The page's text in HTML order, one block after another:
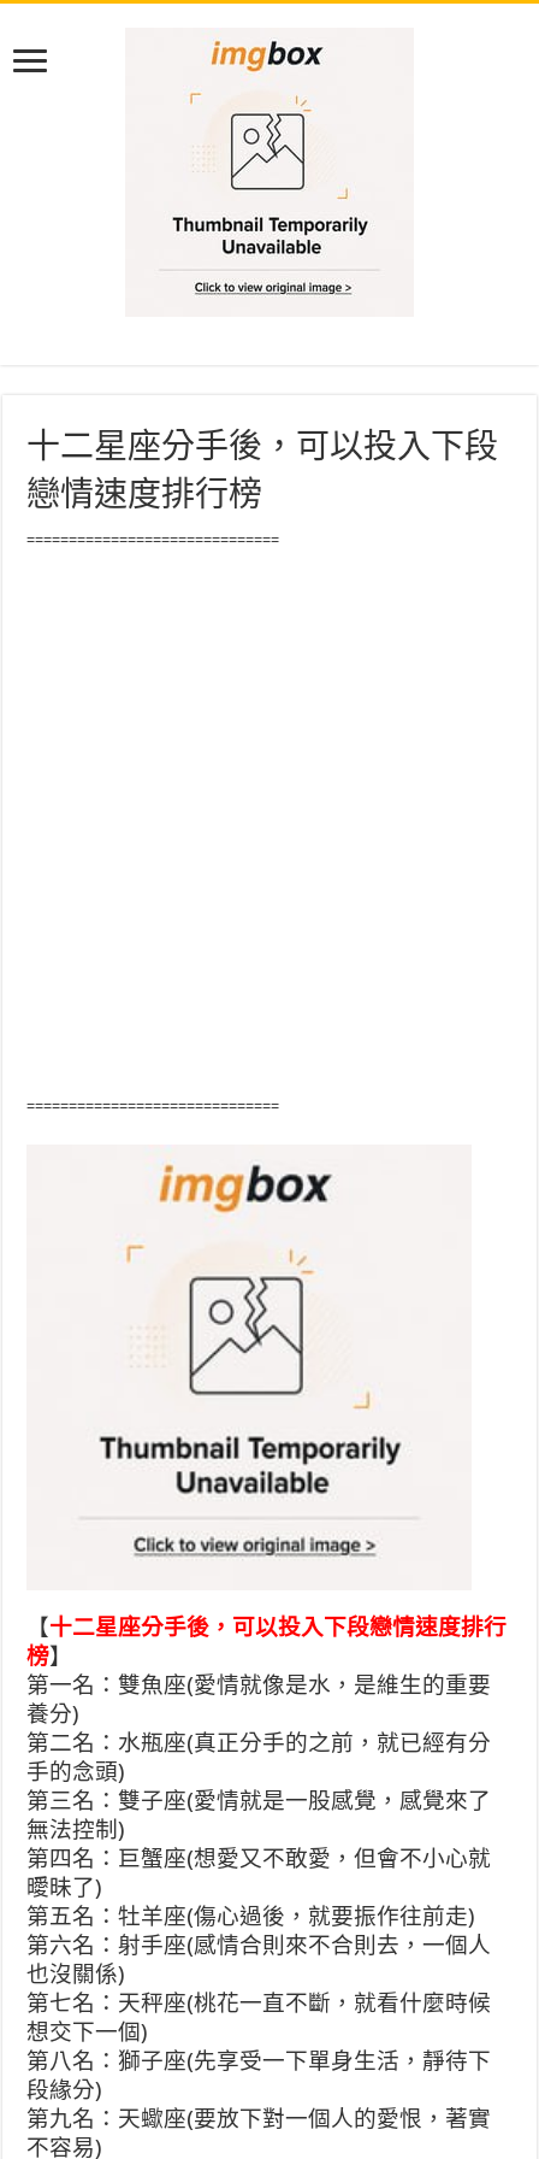
十二星座分手後，可以投入下段
戀情速度排行榜
==============================
==============================
【十二星座分手後，可以投入下段戀情速度排行
榜】
第一名：雙魚座(愛情就像是水，是維生的重要
養分)
第二名：水瓶座(真正分手的之前，就已經有分
手的念頭)
第三名：雙子座(愛情就是一股感覺，感覺來了
無法控制)
第四名：巨蟹座(想愛又不敢愛，但會不小心就
曖昧了)
第五名：牡羊座(傷心過後，就要振作往前走)
第六名：射手座(感情合則來不合則去，一個人
也沒關係)
第七名：天秤座(桃花一直不斷，就看什麼時候
想交下一個)
第八名：獅子座(先享受一下單身生活，靜待下
段緣分)
第九名：天蠍座(要放下對一個人的愛恨，著實
不容易)